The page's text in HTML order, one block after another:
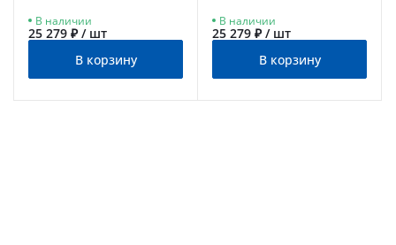
черный
В наличии
25 279 ₽ / шт
В корзину
В наличии
25 279 ₽ / шт
В корзину